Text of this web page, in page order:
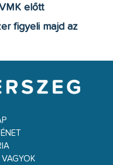
előtt
figyeli majd az